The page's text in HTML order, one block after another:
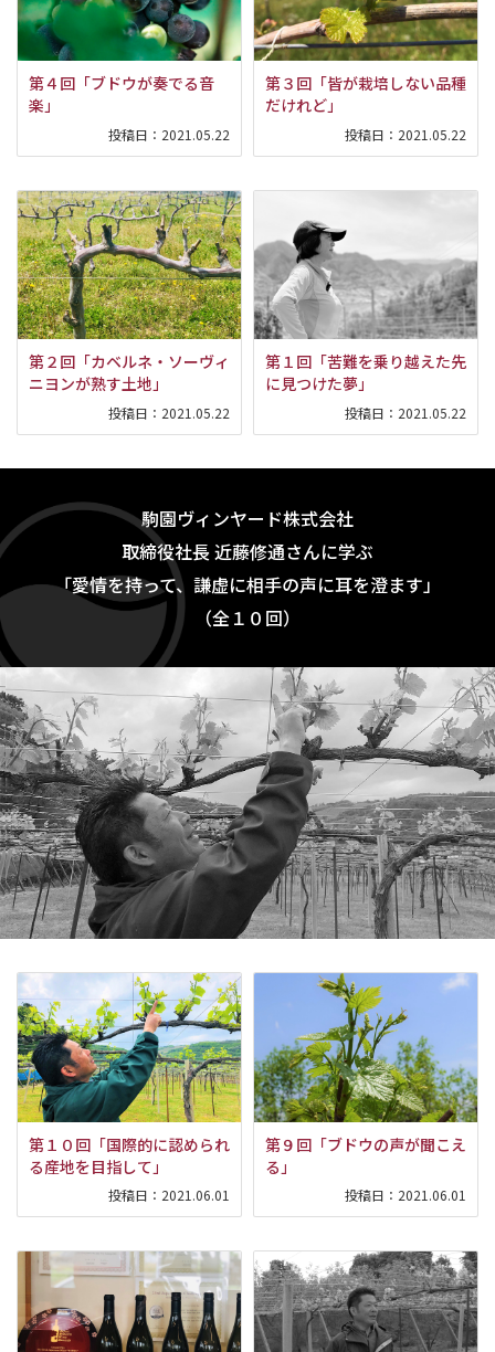
第４回「ブドウが奏でる音
楽」
投稿日： 2021.05.22
第３回「皆が栽培しない品種
だけれど」
投稿日： 2021.05.22
第２回「カベルネ・ソーヴィ
ニヨンが熟す土地」
投稿日： 2021.05.22
第１回「苦難を乗り越えた先
に見つけた夢」
投稿日： 2021.05.22
駒園ヴィンヤード株式会社
取締役社長 近藤修通さんに学ぶ
「愛情を持って、謙虚に相手の声に耳を澄ます」
（全１０回）
第１０回「国際的に認められ
る産地を目指して」
投稿日： 2021.06.01
第９回「ブドウの声が聞こえ
る」
投稿日： 2021.06.01